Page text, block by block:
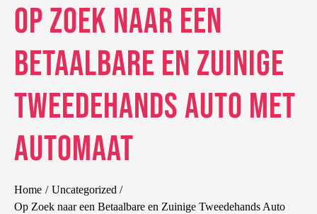
Op Zoek naar een
Betaalbare en Zuinige
Tweedehands Auto met
Automaat
Home
Uncategorized
Op Zoek naar een Betaalbare en Zuinige Tweedehands Auto